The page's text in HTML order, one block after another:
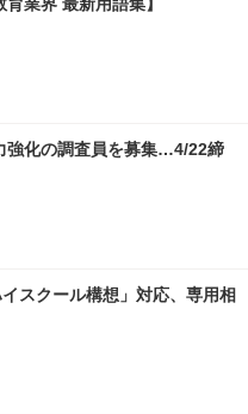
業界 最新用語集】
強化の調査員を募集…4/22締
スクール構想」対応、専用相